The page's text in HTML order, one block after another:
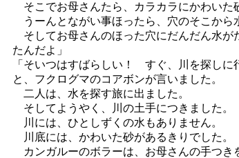
そこでお母さんたら、カラカラにかわいた
うーんとながい事ほったら、穴のそこから
そしてお母さんのほった穴にだんだん水が
たんだよ」
「そいつはすばらしい！ すぐ、川を探しに
と、フクログマのコアボンが言いました。
二人は、水を探す旅に出ました。
そしてようやく、川の土手につきました。
川には、ひとしずくの水もありません。
川底には、かわいた砂があるきりでした。
カンガルーのボラーは、お母さんの手つき